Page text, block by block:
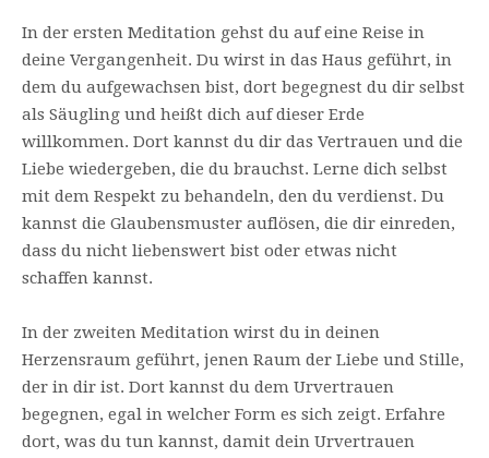
In der ersten Meditation gehst du auf eine Reise in
deine Vergangenheit. Du wirst in das Haus geführt, in
dem du aufgewachsen bist, dort begegnest du dir selbst
als Säugling und heißt dich auf dieser Erde
willkommen. Dort kannst du dir das Vertrauen und die
Liebe wiedergeben, die du brauchst. Lerne dich selbst
mit dem Respekt zu behandeln, den du verdienst. Du
kannst die Glaubensmuster auflösen, die dir einreden,
dass du nicht liebenswert bist oder etwas nicht
schaffen kannst.
In der zweiten Meditation wirst du in deinen
Herzensraum geführt, jenen Raum der Liebe und Stille,
der in dir ist. Dort kannst du dem Urvertrauen
begegnen, egal in welcher Form es sich zeigt. Erfahre
dort, was du tun kannst, damit dein Urvertrauen